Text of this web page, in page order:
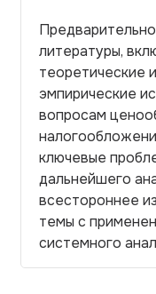
литературы,
теоретические
эмпирические
вопросам
ключевые
дальнейшего
всестороннее
темы с
системного